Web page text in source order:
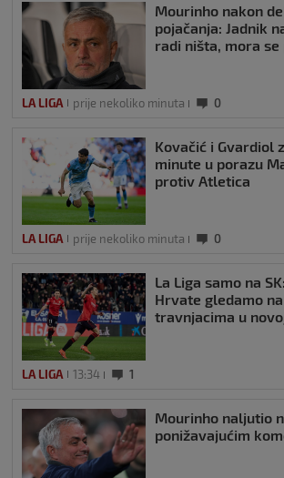
Mourinho nakon
pojačanja: Jadnik
radi ništa, mora
LA LIGA prije nekoliko minuta 0
Kovačić i Gvardiol
minute u porazu
protiv Atletica
LA LIGA prije nekoliko minuta 0
La Liga samo na
Hrvate gledamo
travnjacima u
LA LIGA 13:34 1
Mourinho naljutio
ponižavajućim